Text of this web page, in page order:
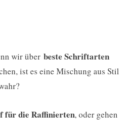
wir über beste Schriftarten
ist es eine Mischung aus Stil
für die Raffinierten, oder gehen